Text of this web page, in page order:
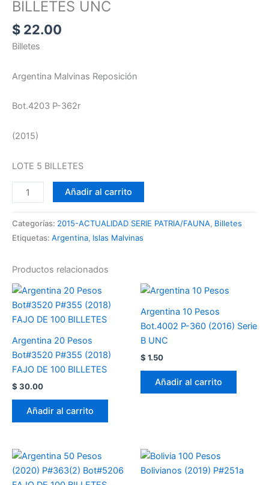
BILLETES UNC
$ 22.00
Billetes
Argentina Malvinas Reposición
Bot.4203 P-362r
(2015)
LOTE 5 BILLETES
UNC
cantidad
Añadir al carrito
Categorías: 2015-ACTUALIDAD SERIE PATRIA/FAUNA, Billetes
Etiquetas: Argentina, Islas Malvinas
Productos relacionados
Argentina 20 Pesos
Bot#3520 P#355 (2018)
FAJO DE 100 BILLETES
$ 30.00
Añadir al carrito
Argentina 10 Pesos
Bot.4002 P-360 (2016) Serie
B UNC
$ 1.50
Añadir al carrito